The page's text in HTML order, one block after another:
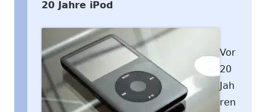
20 Jahre iPod
Vor
20
Jah
ren